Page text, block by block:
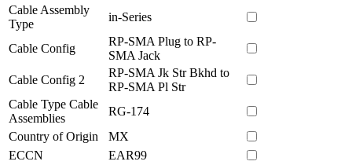
Cable Assembly
Type
in-Series
Cable Config
RP-SMA Plug to RP-
SMA Jack
Cable Config 2
RP-SMA Jk Str Bkhd to
RP-SMA Pl Str
Cable Type Cable
Assemblies
RG-174
Country of Origin
MX
ECCN
EAR99